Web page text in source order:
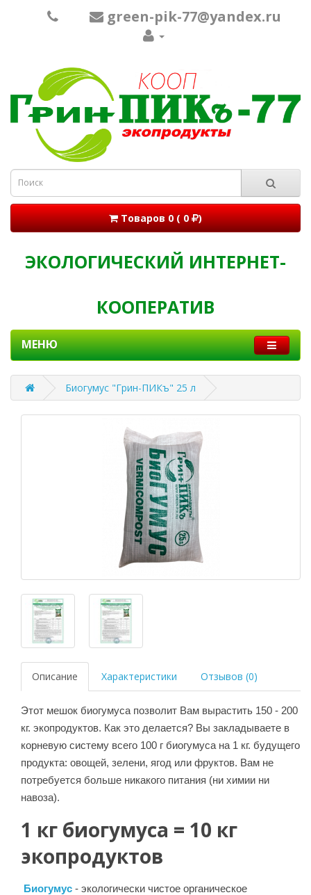
green-pik-77@yandex.ru
Товаров 0 ( 0 )
ЭКОЛОГИЧЕСКИЙ ИНТЕРНЕТ-
КООПЕРАТИВ
МЕНЮ
Биогумус "Грин-ПИКъ" 25 л
Описание Характеристики Отзывов (0)
Этот мешок биогумуса позволит Вам вырастить 150 - 200
кг. экопродуктов. Как это делается? Вы закладываете в
корневую систему всего 100 г биогумуса на 1 кг. будущего
продукта: овощей, зелени, ягод или фруктов. Вам не
потребуется больше никакого питания (ни химии ни
навоза).
1 кг биогумуса = 10 кг
экопродуктов
Биогумус - экологически чистое органическое